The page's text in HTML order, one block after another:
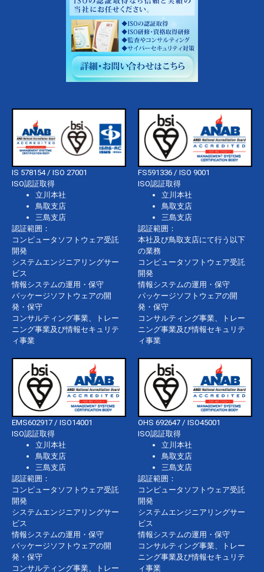
IS 578154 / ISO 27001
ISO認証取得
立川本社
鳥取支店
三島支店
認証範囲：
コンピュータソフトウェア受託
開発
システムエンジニアリングサー
ビス
情報システムの運用・保守
パッケージソフトウェアの開
発・保守
コンサルティング事業、トレー
ニング事業及び情報セキュリテ
ィ事業
FS591336 / ISO 9001
ISO認証取得
立川本社
鳥取支店
三島支店
認証範囲：
本社及び鳥取支店にて行う以下
の業務
コンピュータソフトウェア受託
開発
情報システムの運用・保守
パッケージソフトウェアの開
発・保守
コンサルティング事業、トレー
ニング事業及び情報セキュリテ
ィ事業
EMS602917 / ISO14001
ISO認証取得
立川本社
鳥取支店
三島支店
認証範囲：
コンピュータソフトウェア受託
開発
システムエンジニアリングサー
ビス
情報システムの運用・保守
パッケージソフトウェアの開
発・保守
コンサルティング事業、トレー
OHS 692647 / ISO45001
ISO認証取得
立川本社
鳥取支店
三島支店
認証範囲：
コンピュータソフトウェア受託
開発
システムエンジニアリングサー
ビス
情報システムの運用・保守
コンサルティング事業、トレー
ニング事業及び情報セキュリテ
ィ事業